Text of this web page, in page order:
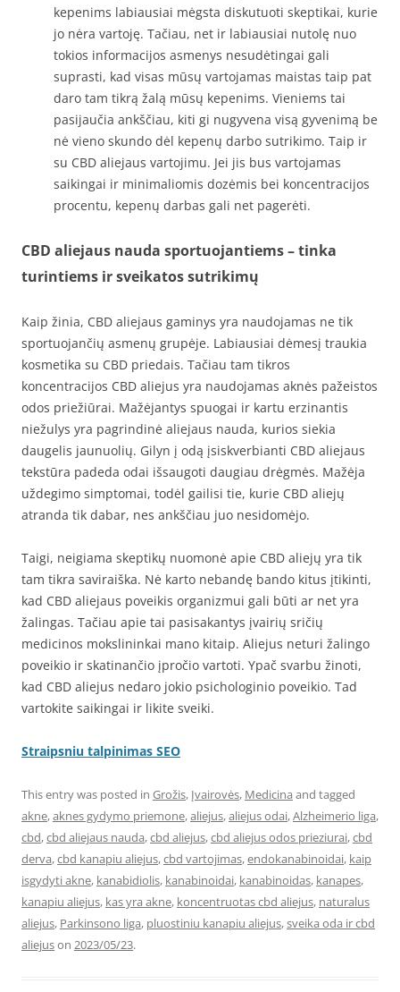
kepenims labiausiai mėgsta diskutuoti skeptikai, kurie
jo nėra vartoję. Tačiau, net ir labiausiai nutolę nuo
tokios informacijos asmenys nesudėtingai gali
suprasti, kad visas mūsų vartojamas maistas taip pat
daro tam tikrą žalą mūsų kepenims. Vieniems tai
pasijaučia ankščiau, kiti gi nugyvena visą gyvenimą be
nė vieno skundo dėl kepenų darbo sutrikimo. Taip ir
su CBD aliejaus vartojimu. Jei jis bus vartojamas
saikingai ir minimaliomis dozėmis bei koncentracijos
procentu, kepenų darbas gali net pagerėti.
CBD aliejaus nauda sportuojantiems – tinka
turintiems ir sveikatos sutrikimų
Kaip žinia, CBD aliejaus gaminys yra naudojamas ne tik
sportuojančių asmenų grupėje. Labiausiai dėmesį traukia
kosmetika su CBD priedais. Tačiau tam tikros
koncentracijos CBD aliejus yra naudojamas aknės pažeistos
odos priežiūrai. Mažėjantys spuogai ir kartu erzinantis
niežulys yra pagrindinė aliejaus nauda, kurios siekia
daugelis jaunuolių. Gilyn į odą įsiskverbianti CBD aliejaus
tekstūra padeda odai išsaugoti daugiau drėgmės. Mažėja
uždegimo simptomai, todėl gailisi tie, kurie CBD aliejų
atranda tik dabar, nes ankščiau juo nesidomėjo.
Taigi, neigiama skeptikų nuomonė apie CBD aliejų yra tik
tam tikra saviraiška. Nė karto nebandę bando kitus įtikinti,
kad CBD aliejaus poveikis organizmui gali būti ar net yra
žalingas. Tačiau apie tai pasisakantys įvairių sričių
medicinos mokslininkai mano kitaip. Aliejus neturi žalingo
poveikio ir skatinančio įpročio vartoti. Ypač svarbu žinoti,
kad CBD aliejus nedaro jokio psichologinio poveikio. Tad
vartokite saikingai ir likite sveiki.
Straipsniu talpinimas SEO
This entry was posted in Grožis, Įvairovės, Medicina and tagged
akne,aknes gydymo priemone,aliejus,aliejus odai,Alzheimerio liga,
cbd,cbd aliejaus nauda,cbd aliejus,cbd aliejus odos prieziurai,cbd
derva,cbd kanapiu aliejus,cbd vartojimas,endokanabinoidai, kaip
isgydyti akne, kanabidiolis, kanabinoidai, kanabinoidas, kanapes,
kanapiu aliejus, kas yra akne, koncentruotas cbd aliejus, naturalus
aliejus, Parkinsono liga, pluostiniu kanapiu aliejus,sveika oda ir cbd
aliejuson 2023/05/23.